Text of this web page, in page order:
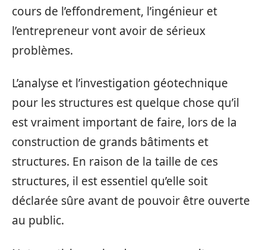
cours de l’effondrement, l’ingénieur et
l’entrepreneur vont avoir de sérieux
problèmes.
L’analyse et l’investigation géotechnique
pour les structures est quelque chose qu’il
est vraiment important de faire, lors de la
construction de grands bâtiments et
structures. En raison de la taille de ces
structures, il est essentiel qu’elle soit
déclarée sûre avant de pouvoir être ouverte
au public.